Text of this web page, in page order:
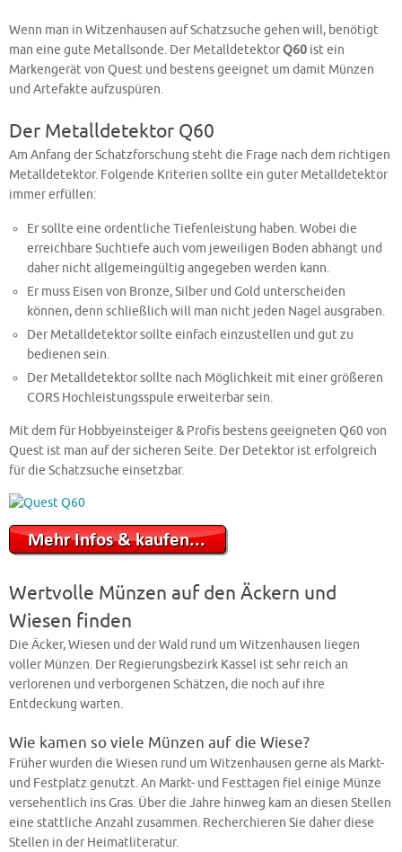
Wenn man in Witzenhausen auf Schatzsuche gehen will, benötigt
man eine gute Metallsonde. Der MetalldetektorQ60 ist ein
Markengerät von Quest und bestens geeignet um damit Münzen
und Artefakte aufzuspüren.
Der Metalldetektor Q60
Am Anfang der Schatzforschung steht die Frage nach dem richtigen
Metalldetektor. Folgende Kriterien sollte ein guter Metalldetektor
immer erfüllen:
Er sollte eine ordentliche Tiefenleistung haben. Wobei die
erreichbare Suchtiefe auch vom jeweiligen Boden abhängt und
daher nicht allgemeingültig angegeben werden kann.
Er muss Eisen von Bronze, Silber und Gold unterscheiden
können, denn schließlich will man nicht jeden Nagel ausgraben.
Der Metalldetektor sollte einfach einzustellen und gut zu
bedienen sein.
Der Metalldetektor sollte nach Möglichkeit mit einer größeren
CORS Hochleistungsspule erweiterbar sein.
Mit dem für Hobbyeinsteiger & Profis bestens geeigneten Q60 von
Quest ist man auf der sicheren Seite. Der Detektor ist erfolgreich
für die Schatzsuche einsetzbar.
Wertvolle Münzen auf den Äckern und
Wiesen finden
Die Äcker, Wiesen und der Wald rund um Witzenhausen liegen
voller Münzen. Der Regierungsbezirk Kassel ist sehr reich an
verlorenen und verborgenen Schätzen, die noch auf ihre
Entdeckung warten.
Wie kamen so viele Münzen auf die Wiese?
Früher wurden die Wiesen rund um Witzenhausen gerne als Markt-
und Festplatz genutzt. An Markt- und Festtagen fiel einige Münze
versehentlich ins Gras. Über die Jahre hinweg kam an diesen Stellen
eine stattliche Anzahl zusammen. Recherchieren Sie daher diese
Stellen in der Heimatliteratur.